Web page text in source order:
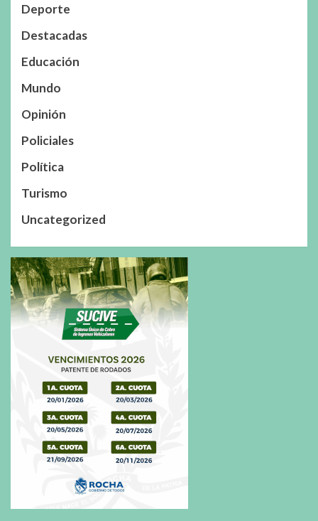
Deporte
Destacadas
Educación
Mundo
Opinión
Policiales
Política
Turismo
Uncategorized